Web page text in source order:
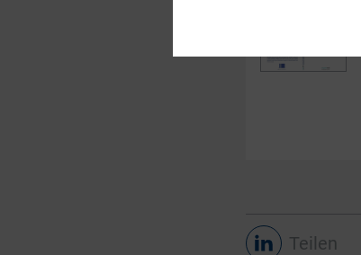
Teilen